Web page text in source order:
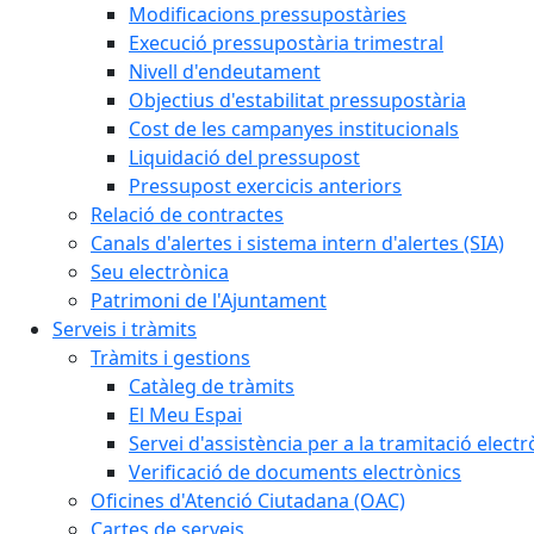
Modificacions pressupostàries
Execució pressupostària trimestral
Nivell d'endeutament
Objectius d'estabilitat pressupostària
Cost de les campanyes institucionals
Liquidació del pressupost
Pressupost exercicis anteriors
Relació de contractes
Canals d'alertes i sistema intern d'alertes (SIA)
Seu electrònica
Patrimoni de l'Ajuntament
Serveis i tràmits
Tràmits i gestions
Catàleg de tràmits
El Meu Espai
Servei d'assistència per a la tramitació
Verificació de documents electrònics
Oficines d'Atenció Ciutadana (OAC)